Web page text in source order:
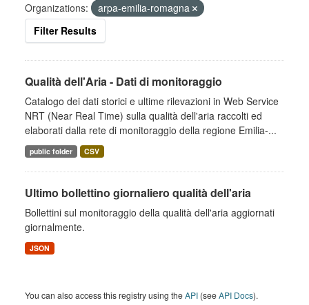
Organizations:
arpa-emilia-romagna
Filter Results
Qualità dell'Aria - Dati di monitoraggio
Catalogo dei dati storici e ultime rilevazioni in Web Service
NRT (Near Real Time) sulla qualità dell'aria raccolti ed
elaborati dalla rete di monitoraggio della regione Emilia-...
public folder CSV
Ultimo bollettino giornaliero qualità dell'aria
Bollettini sul monitoraggio della qualità dell'aria aggiornati
giornalmente.
JSON
You can also access this registry using theAPI (seeAPI Docs).